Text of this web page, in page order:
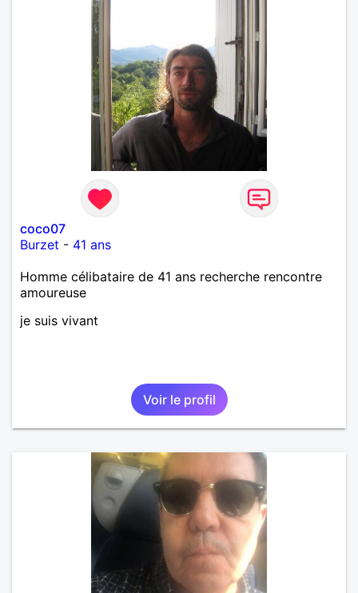
coco07
Burzet - 41 ans
Homme célibataire de 41 ans recherche rencontre
amoureuse
je suis vivant
Voir le profil